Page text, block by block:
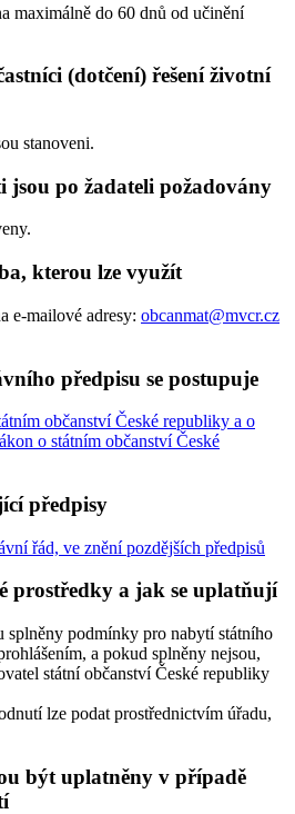
maximálně do 60 dnů od učinění
(dotčení) řešení životní
stanoveni.
jsou po žadateli požadovány
kterou lze využít
e-mailové adresy: obcanmat@mvcr.cz
předpisu se postupuje
občanství České republiky a o
o státním občanství České
předpisy
řád, ve znění pozdějších předpisů
prostředky a jak se uplatňují
splněny podmínky pro nabytí státního
a pokud splněny nejsou,
státní občanství České republiky
lze podat prostřednictvím úřadu,
být uplatněny v případě